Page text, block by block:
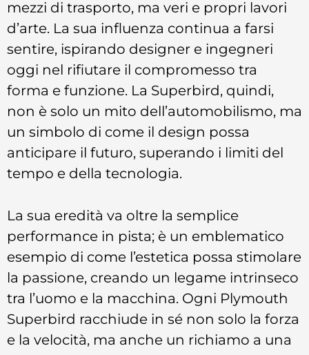
mezzi di trasporto, ma veri e propri lavori
d’arte. La sua influenza continua a farsi
sentire, ispirando designer e ingegneri
oggi nel rifiutare il compromesso tra
forma e funzione. La Superbird, quindi,
non è solo un mito dell’automobilismo, ma
un simbolo di come il design possa
anticipare il futuro, superando i limiti del
tempo e della tecnologia.
La sua eredità va oltre la semplice
performance in pista; è un emblematico
esempio di come l’estetica possa stimolare
la passione, creando un legame intrinseco
tra l’uomo e la macchina. Ogni Plymouth
Superbird racchiude in sé non solo la forza
e la velocità, ma anche un richiamo a una